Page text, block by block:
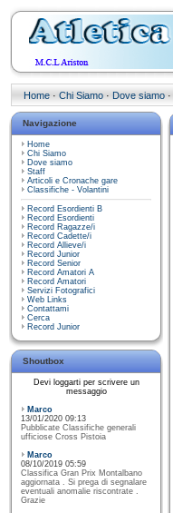
Home · Chi Siamo · Dove siamo ·
Navigazione
Home
Chi Siamo
Dove siamo
Staff
Articoli e Cronache gare
Classifiche - Volantini
Record Esordienti B
Record Esordienti
Record Ragazze/i
Record Cadette/i
Record Allieve/i
Record Junior
Record Senior
Record Amatori A
Record Amatori
Servizi Fotografici
Web Links
Contattami
Cerca
Record Junior
Shoutbox
Devi loggarti per scrivere un
messaggio
Marco
13/01/2020 09:13
Pubblicate Classifiche generali
ufficiose Cross Pistoia
Marco
08/10/2019 05:59
Classifica Gran Prix Montalbano
aggiornata . Si prega di segnalare
eventuali anomalie riscontrate .
Grazie